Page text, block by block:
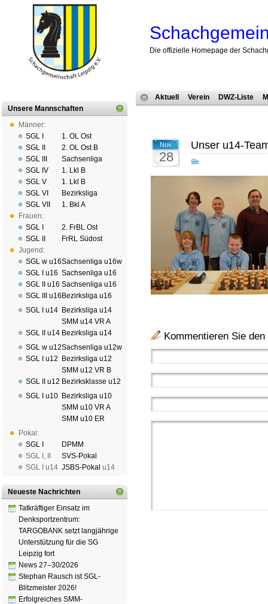
Die offizielle Homepage der
Unsere Mannschaften
Männer:
SGL I
SGL II
SGL III
SGL IV
SGL V
SGL VI
SGL VII
Frauen:
SGL I
SGL II
Jugend:
SGL w u16
SGL I u16
SGL II u16
SGL III u16
SGL I u14
SGL II u14
SGL w u12
SGL I u12
SGL II u12
SGL I u10
Pokal:
SGL I
SGL I ,
SGL I
u14
1. OL Ost
2. OL Ost B
Sachsenliga
1. Lkl B
1. Lkl B
Bezirksliga
1. Bkl A
2. FrBL Ost
FrRL Südost
Sachsenliga u16w
Sachsenliga u16
Sachsenliga u16
Bezirksliga u16
Bezirksliga u14
SMM u14 VR A
Bezirksliga u14
Sachsenliga u12w
Bezirksliga u12
SMM u12 VR B
Bezirksklasse u12
Bezirksliga u10
SMM u10 VR A
SMM u10 ER
DPMM
SVS-Pokal
JSBS-Pokal u14
Neueste Nachrichten
Tatkräftiger Einsatz im
Denksportzentrum:
TARGOBANK setzt langjährige
Unterstützung für die SG
Leipzig fort
News 27–30/2026
Stephan Rausch ist SGL-
Blitzmeister 2026!
Erfolgreiches SMM-
Aktuell Verein DWZ-Liste
Nov.
28
Unser u14-
Kommentieren Sie